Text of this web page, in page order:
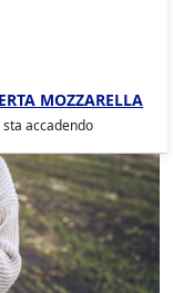
MOZZARELLA
sta accadendo